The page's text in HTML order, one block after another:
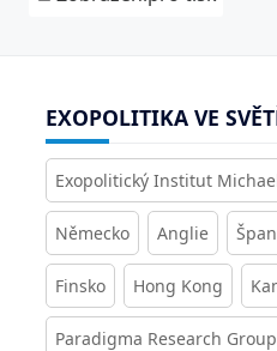
EXOPOLITIKA VE
Exopolitický Institut
Německo Anglie
Finsko Hong Kong
Paradigma Research